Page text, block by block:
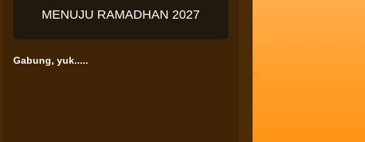
MENUJU RAMADHAN 2027
Gabung, yuk.....